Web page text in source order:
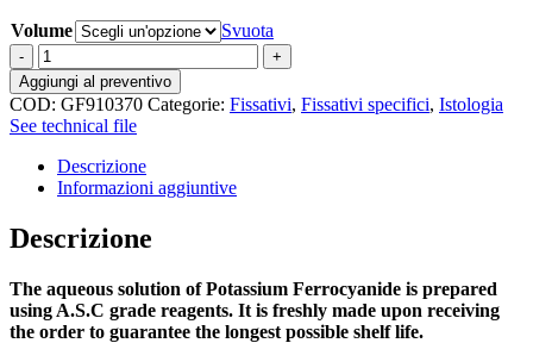
Volume
Svuota
Potassium
Ferrocyanide
Aqueous
Solution
3%
quantità
Aggiungi al preventivo
COD: GF910370 Categorie: Fissativi, Fissativi specifici, Istologia
See technical file
Descrizione
Informazioni aggiuntive
Descrizione
The aqueous solution of Potassium Ferrocyanide is prepared
using A.S.C grade reagents. It is freshly made upon receiving
the order to guarantee the longest possible shelf life.